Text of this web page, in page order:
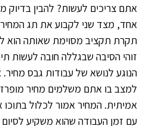
אתם צריכים לעשות? להבין בדיוק
אחד, מצד שני לקבוע את תג
תקרת תקציב מסוימת שאותה הוא
זוהי הסיבה שבגללה חובה לעשות
הנוגע לנושא של עבודות גבס
למצב בו אתם משלמים מחיר
אמיתית. המחיר אמור לכלול בתוכו
עם זמן העבודה שהוא משקיע